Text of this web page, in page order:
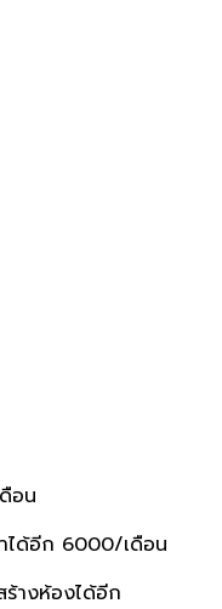
อน
าได้อีก 6000/เดือน
างห้องได้อีก